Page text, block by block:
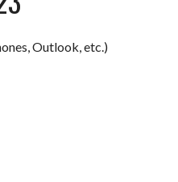
Outlook, etc.)